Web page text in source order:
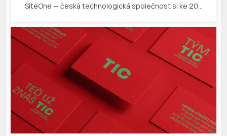
SiteOne — česká technologická společnost si ke 20…